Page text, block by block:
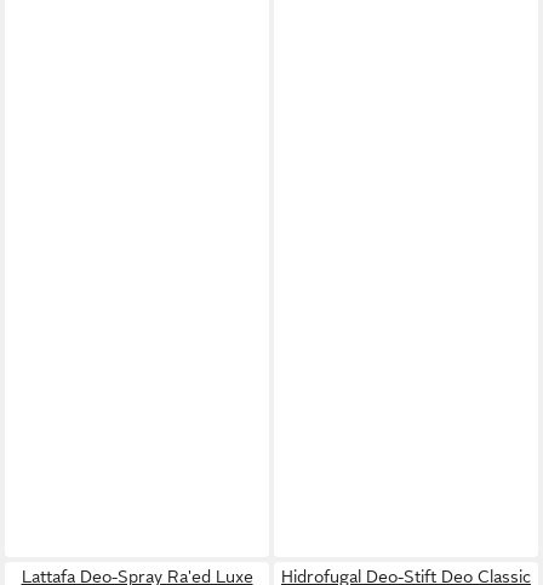
Lattafa Deo-Spray Ra'ed Luxe Hidrofugal Deo-Stift Deo Classic